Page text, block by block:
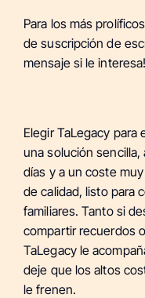
Para los más
de suscripción de
mensaje si le interesa!
Elegir TaLegacy
una solución
días y a un coste
de calidad, listo para
familiares. Tanto si
compartir recuerdos
TaLegacy le
deje que los altos
le frenen.